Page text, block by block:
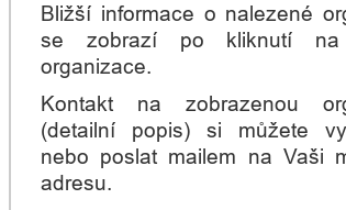
Bližší informace o nalezené
se zobrazí po kliknutí na
organizace.
Kontakt na zobrazenou
(detailní popis) si můžete
nebo poslat mailem na Vaši
adresu.